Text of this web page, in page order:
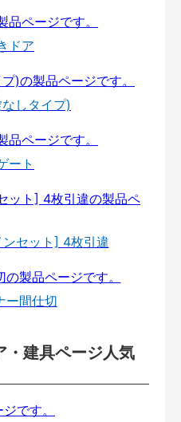
ドア
しタイプ)
ート
セット] 4枚引違
ー間仕切
・建具ページ人気